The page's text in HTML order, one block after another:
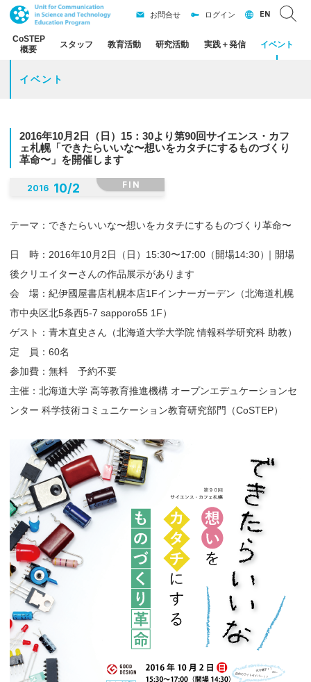
CoSTEP
概要
スタッフ 教育活動 研究活動 実践＋発信 イベント
お問合せ ログイン EN
イベント
2016年10月 2 日 （日） 15： 30より第90回サイエンス ・ カフ
ェ札幌「できたらいいな〜想いをカタチにするものづくり
革命〜」を開催します
FIN
2016 10/2
テーマ：できたらいいな〜想いをカタチにするものづくり革命〜
日 時：2016年10月2日（日）15:30〜17:00（開場14:30） ｜開場
後クリエイターさんの作品展示があります
会 場：紀伊國屋書店札幌本店1Fインナーガーデン（北海道札幌
市中央区北5条西5-7 sapporo55 1F）
ゲスト：青木直史さん（北海道大学大学院 情報科学研究科 助教）
定 員：60名
参加費：無料 予約不要
主催：北海道大学 高等教育推進機構 オープンエデュケーションセ
ンター 科学技術コミュニケーション教育研究部門（CoSTEP）